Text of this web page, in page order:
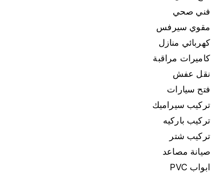
فني صحي
مقوي سيرفس
كهربائي منازل
كاميرات مراقبة
نقل عفش
فتح سيارات
تركيب سيراميك
تركيب باركيه
تركيب شتر
صيانة مصاعد
ابواب PVC